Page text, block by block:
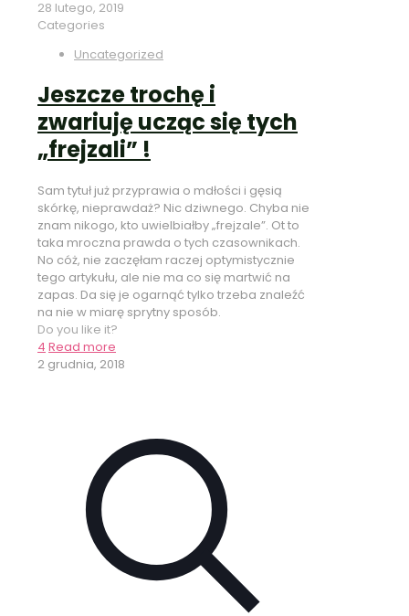
28 lutego, 2019
Categories
Uncategorized
Jeszcze trochę i
zwariuję ucząc się tych
„frejzali” !
Sam tytuł już przyprawia o mdłości i gęsią
skórkę, nieprawdaż? Nic dziwnego. Chyba nie
znam nikogo, kto uwielbiałby „frejzale”. Ot to
taka mroczna prawda o tych czasownikach.
No cóż, nie zaczęłam raczej optymistycznie
tego artykułu, ale nie ma co się martwić na
zapas. Da się je ogarnąć tylko trzeba znaleźć
na nie w miarę sprytny sposób.
Do you like it?
4 Read more
2 grudnia, 2018